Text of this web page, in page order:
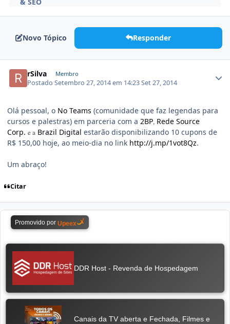
Novo Tópico Responder
rSilva Membro
PostadoSetembro 27, 2014 em 14:23Set 27, 2014
Olá pessoal, o No Teams (comunidade que faz legendas para
cursos e palestras) em parceria com a 2BP, Rede Source
Corp. e a Brazil Digital estarão disponibilizando 10 cupons de
R$ 150,00 hoje, ao meio-dia no link http://j.mp/1vot8Qz.
Um abraço!
Citar